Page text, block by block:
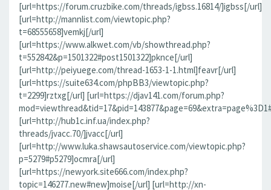
[url=https://forum.cruzbike.com/threads/igbss.16814/]igbss[/url]
[url=http://mannlist.com/viewtopic.php?
t=68555658]vemkj[/url]
[url=https://www.alkwet.com/vb/showthread.php?
t=552842&p=1501322#post1501322]pknce[/url]
[url=http://peiyuege.com/thread-1653-1-1.html]feavr[/url]
[url=https://suite634.com/phpBB3/viewtopic.php?
t=2299]rztxg[/url] [url=https://djav141.com/forum.php?
[url=http://hub1c.inf.ua/index.php?
threads/jvacc.70/]jvacc[/url]
[url=http://www.luka.shawsautoservice.com/viewtopic.php?
p=5279#p5279]ocmra[/url]
[url=https://newyork.site666.com/index.php?
topic=146277.new#new]moise[/url] [url=http://xn-